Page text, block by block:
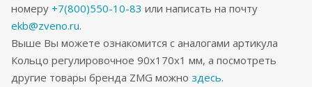
номеру +7(800)550-10-83 или написать на почту
ekb@zveno.ru.
Выше Вы можете ознакомится с аналогами артикула
Кольцо регулировочное 90x170x1 мм, а посмотреть
другие товары бренда ZMG можно здесь.